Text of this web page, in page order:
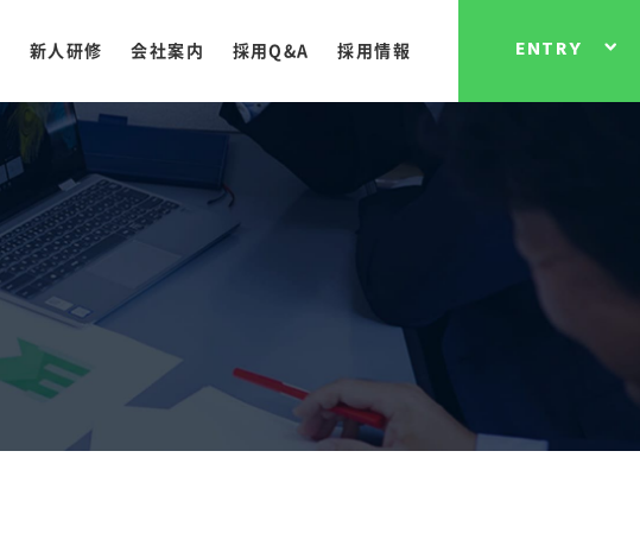
新人研修 会社案内 採用Q&A 採用情報 ENTRY